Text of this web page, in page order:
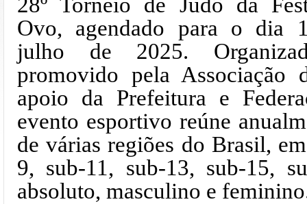
Ovo, agendado para o dia
julho de 2025.
promovido pela Associação
apoio da Prefeitura e
evento esportivo reúne
de várias regiões do Brasil,
9, sub-11, sub-13, sub-15,
absoluto, masculino e